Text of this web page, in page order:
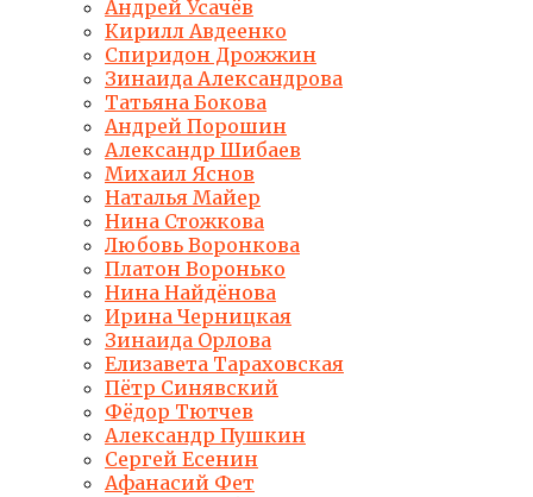
Андрей Усачёв
Кирилл Авдеенко
Спиридон Дрожжин
Зинаида Александрова
Татьяна Бокова
Андрей Порошин
Александр Шибаев
Михаил Яснов
Наталья Майер
Нина Стожкова
Любовь Воронкова
Платон Воронько
Нина Найдёнова
Ирина Черницкая
Зинаида Орлова
Елизавета Тараховская
Пётр Синявский
Фёдор Тютчев
Александр Пушкин
Сергей Есенин
Афанасий Фет